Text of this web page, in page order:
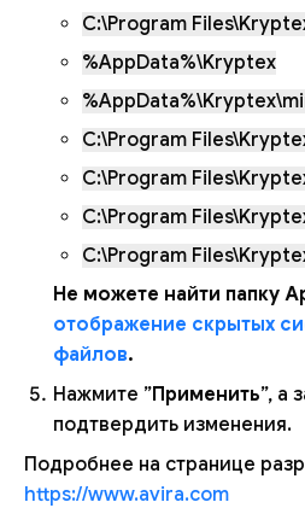
C:\Program
%AppData%\Kryptex
C:\Program
C:\Program
C:\Program
C:\Program
Не можете найти папку
отображение скрытых
файлов.
Нажмите ”Применить”, а
подтвердить изменения.
Подробнее на странице
https://www.avira.com